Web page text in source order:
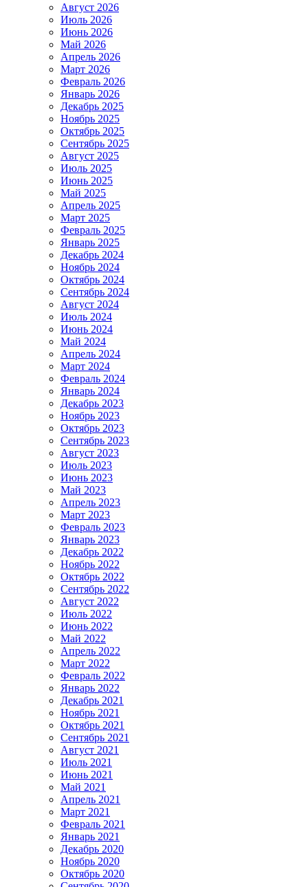
Август 2026
Июль 2026
Июнь 2026
Май 2026
Апрель 2026
Март 2026
Февраль 2026
Январь 2026
Декабрь 2025
Ноябрь 2025
Октябрь 2025
Сентябрь 2025
Август 2025
Июль 2025
Июнь 2025
Май 2025
Апрель 2025
Март 2025
Февраль 2025
Январь 2025
Декабрь 2024
Ноябрь 2024
Октябрь 2024
Сентябрь 2024
Август 2024
Июль 2024
Июнь 2024
Май 2024
Апрель 2024
Март 2024
Февраль 2024
Январь 2024
Декабрь 2023
Ноябрь 2023
Октябрь 2023
Сентябрь 2023
Август 2023
Июль 2023
Июнь 2023
Май 2023
Апрель 2023
Март 2023
Февраль 2023
Январь 2023
Декабрь 2022
Ноябрь 2022
Октябрь 2022
Сентябрь 2022
Август 2022
Июль 2022
Июнь 2022
Май 2022
Апрель 2022
Март 2022
Февраль 2022
Январь 2022
Декабрь 2021
Ноябрь 2021
Октябрь 2021
Сентябрь 2021
Август 2021
Июль 2021
Июнь 2021
Май 2021
Апрель 2021
Март 2021
Февраль 2021
Январь 2021
Декабрь 2020
Ноябрь 2020
Октябрь 2020